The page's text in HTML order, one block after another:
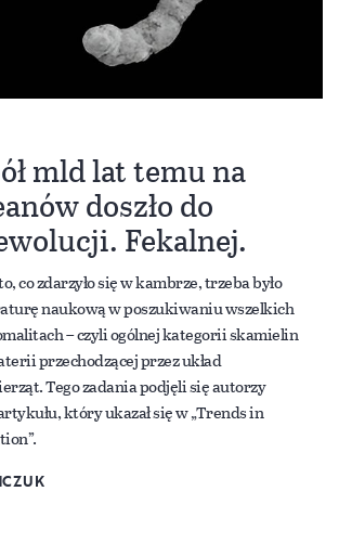
mld lat temu na
doszło do
Fekalnej.
co zdarzyło się w kambrze, trzeba było
naukową w poszukiwaniu wszelkich
– czyli ogólnej kategorii skamielin
przechodzącej przez układ
Tego zadania podjęli się autorzy
który ukazał się w „Trends in